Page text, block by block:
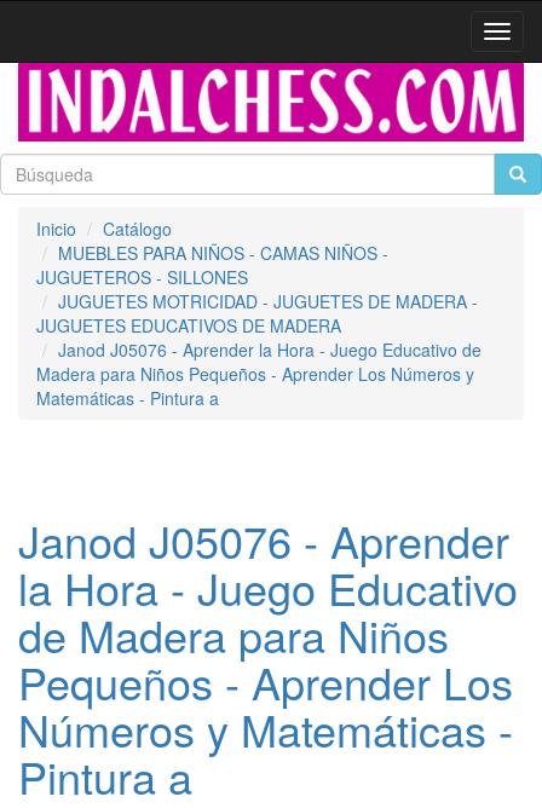
Inicio
Catálogo
MUEBLES PARA NIÑOS - CAMAS NIÑOS -
JUGUETEROS - SILLONES
JUGUETES MOTRICIDAD - JUGUETES DE MADERA -
JUGUETES EDUCATIVOS DE MADERA
Janod J05076 - Aprender la Hora - Juego Educativo de
Madera para Niños Pequeños - Aprender Los Números y
Matemáticas - Pintura a
Janod J05076 - Aprender
la Hora - Juego Educativo
de Madera para Niños
Pequeños - Aprender Los
Números y Matemáticas -
Pintura a